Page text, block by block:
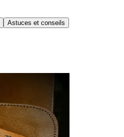
Astuces et conseils